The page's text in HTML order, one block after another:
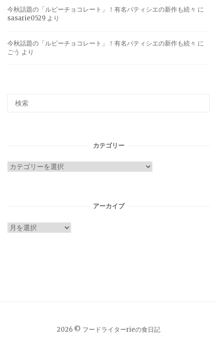
今秋話題の「ルビーチョコレート」！有名パティシエの新作も続々 に
sasarie0529 より
今秋話題の「ルビーチョコレート」！有名パティシエの新作も続々 に
ごう より
カテゴリー
カ
アーカイブ
ア
2026 © フードライターrieの食日記